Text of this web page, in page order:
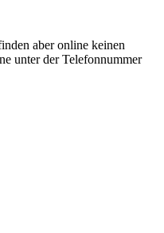
aber online keinen
unter der Telefon­nummer